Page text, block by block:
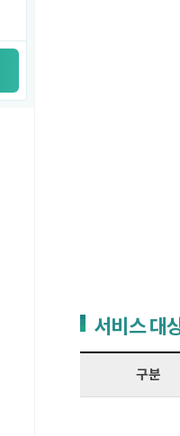
서비스 대
구분